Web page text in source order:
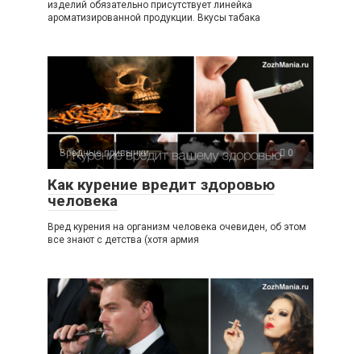
изделий обязательно присутствует линейка
ароматизированной продукции. Вкусы табака
Вредные привычки 0
Как курение вредит здоровью
человека
Вред курения на организм человека очевиден, об этом
все знают с детства (хотя армия